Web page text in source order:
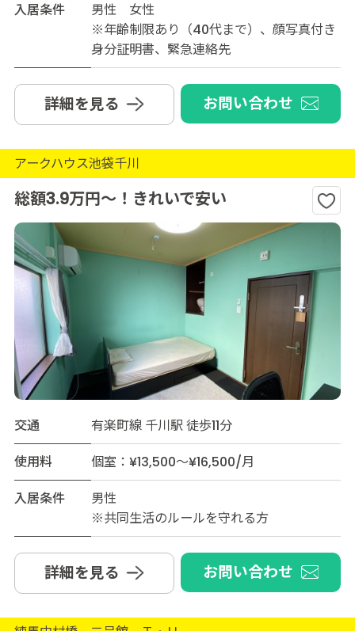
入居条件
男性 女性
※年齢制限あり（40代まで）、顔写真付き
身分証明書、緊急連絡先
詳細を見る お問い合わせ
アークハウス池袋千川
総額3.9万円～！きれいで安い
交通
有楽町線 千川駅 徒歩11分
使用料
個室：¥13,500～¥16,500/月
入居条件
男性
※共同生活のルールを守れる方
詳細を見る お問い合わせ